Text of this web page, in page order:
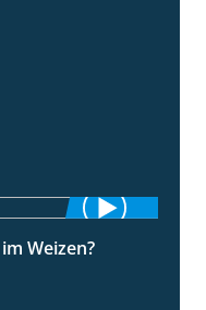
1:15
Weizen?